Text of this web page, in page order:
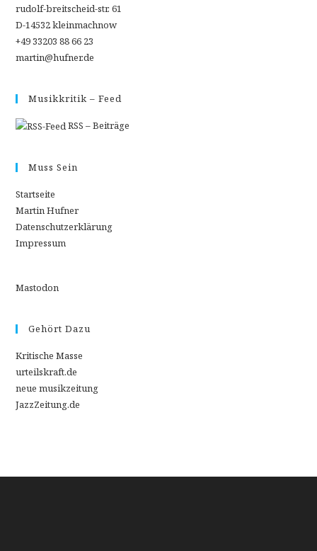
rudolf-breitscheid-str. 61
D-14532 kleinmachnow
+49 33203 88 66 23
martin@hufner.de
Musikkritik – Feed
RSS – Beiträge
Muss Sein
Startseite
Martin Hufner
Datenschutzerklärung
Impressum
Mastodon
Gehört Dazu
Kritische Masse
urteilskraft.de
neue musikzeitung
JazzZeitung.de